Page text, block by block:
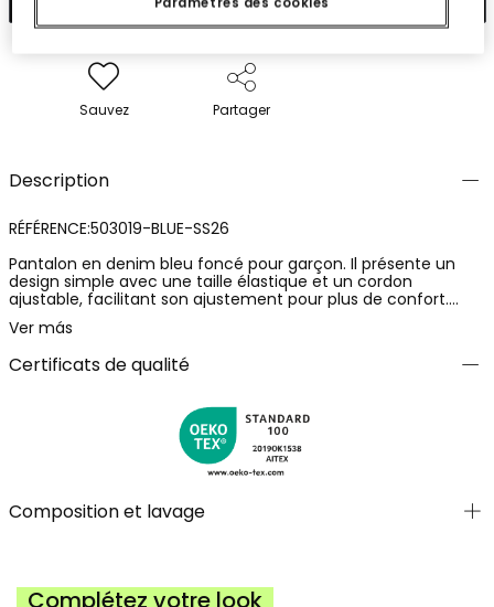
Sauvez Partager
Description
RÉFÉRENCE:503019-BLUE-SS26
Pantalon en denim bleu foncé pour garçon. Il présente un
design simple avec une taille élastique et un cordon
ajustable, facilitant son ajustement pour plus de confort.
Parfait pour les activités quotidiennes, il allie style et
fonctionnalité. Disponible en tailles de 12 mois à 10 ans, il
s'adapte à la croissance de votre petit. Une option
polyvalente et moderne, facilement combinable pour toute
Ver más
Certificats de qualité
Composition et lavage
Complétez votre look